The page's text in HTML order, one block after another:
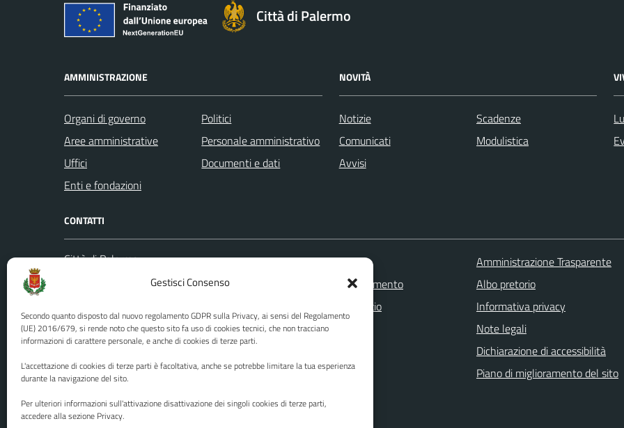
Gestisci Consenso
Secondo quanto disposto dal nuovo regolamento GDPR sulla Privacy, ai sensi del Regolamento
(UE) 2016/679, si rende noto che questo sito fa uso di cookies tecnici, che non tracciano
informazioni di carattere personale, e anche di cookies di terze parti.
L'accettazione di cookies di terze parti è facoltativa, anche se potrebbe limitare la tua esperienza
durante la navigazione del sito.
Per ulteriori informazioni sull'attivazione disattivazione dei singoli cookies di terze parti,
accedere alla sezione Privacy.
Città di Palermo
AMMINISTRAZIONE
Organi di governo
Aree amministrative
Uffici
Enti e fondazioni
Politici
Personale amministrativo
Documenti e dati
NOVITÀ
Notizie
Comunicati
Avvisi
Scadenze
Modulistica
CONTATTI
Città di Palermo
Codice fiscale / P. IVA:80016350821
U.O. Ufficio Relazioni con il Pubblico
(URP)
Numero verde: 0917401111
PEC:protocollo@cert.comune.palermo.it
Leggi le FAQ
Prenotazione appuntamento
Segnalazione disservizio
Richiesta assistenza
Amministrazione Trasparente
Albo pretorio
Informativa privacy
Note legali
Dichiarazione di accessibilità
Piano di miglioramento del sito